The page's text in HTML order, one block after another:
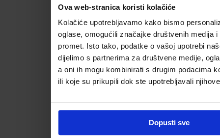
Ova web-stranica koristi kolačiće
Kolačiće upotrebljavamo kako bismo
oglase, omogućili značajke društvenih medija i
promet. Isto tako, podatke o vašoj upotrebi
dijelimo s partnerima za društvene medije,
a oni ih mogu kombinirati s drugim podacima
ili koje su prikupili dok ste upotrebljavali
Dopusti sve